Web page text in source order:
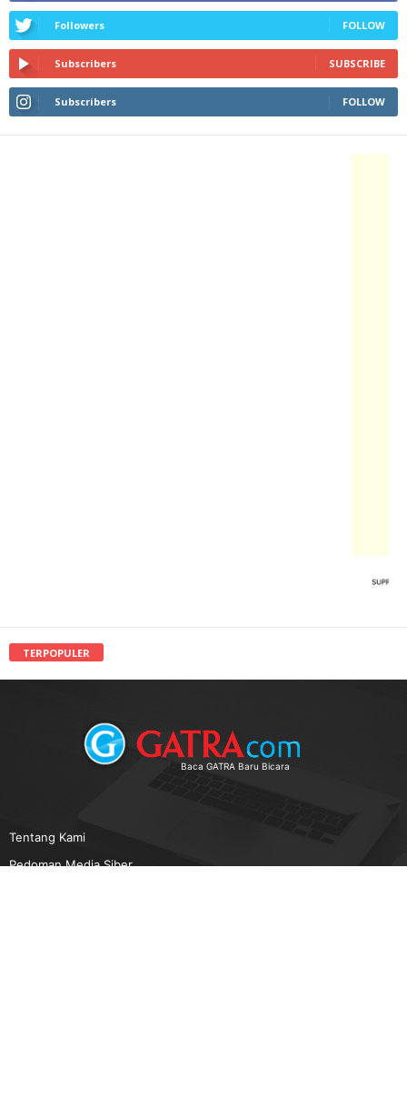
Followers FOLLOW
Subscribers SUBSCRIBE
Subscribers FOLLOW
TERPOPULER
Baca GATRA Baru Bicara
Tentang Kami
Pedoman Media Siber